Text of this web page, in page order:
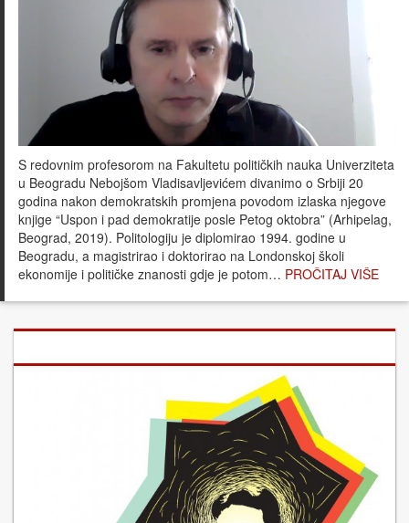
S redovnim profesorom na Fakultetu političkih nauka Univerziteta
u Beogradu Nebojšom Vladisavljevićem divanimo o Srbiji 20
godina nakon demokratskih promjena povodom izlaska njegove
knjige “Uspon i pad demokratije posle Petog oktobra” (Arhipelag,
Beograd, 2019). Politologiju je diplomirao 1994. godine u
Beogradu, a magistrirao i doktorirao na Londonskoj školi
ekonomije i političke znanosti gdje je potom… PROČITAJ VIŠE